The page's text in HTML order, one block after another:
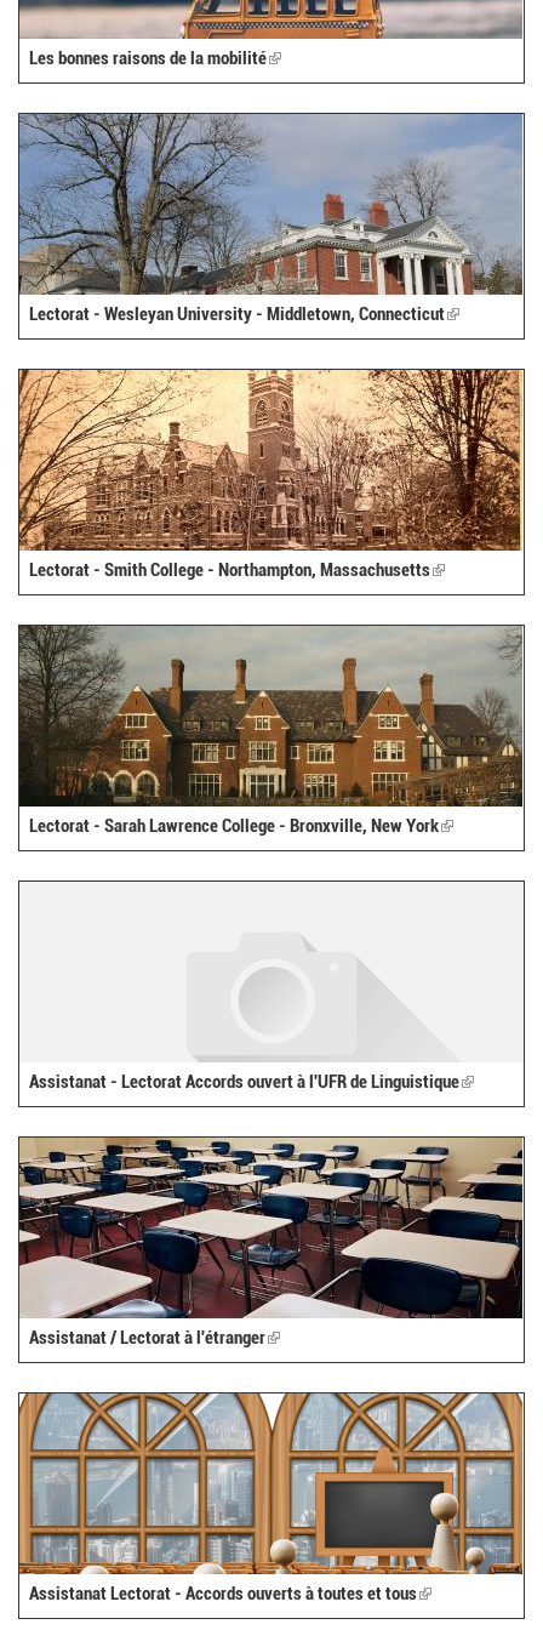
Les bonnes raisons de la mobilité(link
is
Lectorat - Wesleyan University - Middletown, Connecticut(link
is
Lectorat - Smith College - Northampton, Massachusetts(link
is
Lectorat - Sarah Lawrence College - Bronxville, New York(link
is
Assistanat - Lectorat Accords ouvert à l'UFR de Linguistique(link
Assistanat / Lectorat à l'étranger(link
Assistanat Lectorat - Accords ouverts à toutes et tous(link